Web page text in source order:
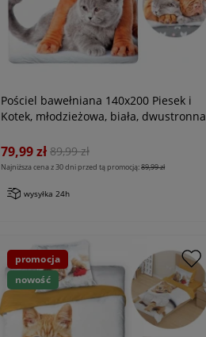
Pościel bawełniana 140x200 Piesek i
Kotek, młodzieżowa, biała, dwustronna
79,99 zł 89,99 zł
Najniższa cena z 30 dni przed tą promocją:89,99 zł
wysyłka 24h
promocja
nowość